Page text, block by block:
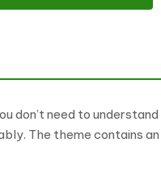
don’t need to
The theme contains